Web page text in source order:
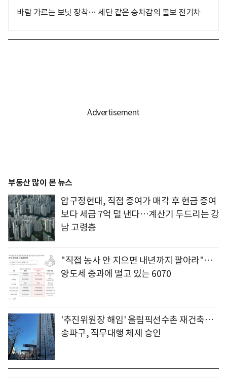
바람 가르는 보닛 장착… 세단 같은 승차감의 볼보 전기차
부동산 많이 본 뉴스
압구정현대, 직접 증여가 매각 후 현금 증여
보다 세금 7억 덜 낸다…계산기 두드리는 강
남 고령층
"직접 농사 안 지으면 내년까지 팔아라"…
양도세 중과에 떨고 있는 6070
'추진위원장 해임' 올림픽선수촌 재건축…
송파구, 직무대행 체제 승인